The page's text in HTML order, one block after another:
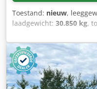
Toestand: nieuw,
laadgewicht: 30.850 kg,
,
ophanging:lucht,
overig, soort
R 17,5, achterbandmaat:
bestuurderscabine:
biodiesel, Uitrusting: